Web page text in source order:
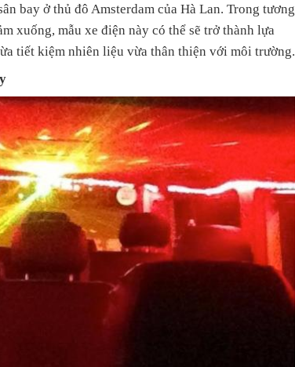
bay ở thủ đô Amsterdam của Hà Lan. Trong tương
xuống, mẫu xe điện này có thể sẽ trở thành lựa
tiết kiệm nhiên liệu vừa thân thiện với môi trường.